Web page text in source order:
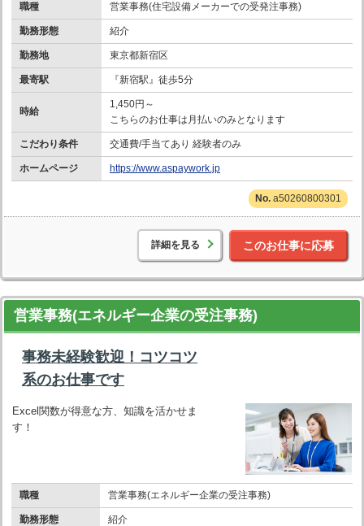
職種 営業事務(住宅設備メーカーでの受発注事務)
勤務形態 紹介
勤務地 東京都新宿区
最寄駅 『新宿駅』徒歩5分
時給
1,450円～
こちらのお仕事は月払いのみとなります
こだわり条件 交通費/手当てあり 経験者のみ
ホームページ https://www.aspaywork.jp
a50260800301
詳細を見る このお仕事に応募
営業事務(エネルギー企業の受注事務)
事務未経験歓迎！コツコツ
系のお仕事です
Excel関数が得意な方、知識を活かせま
す！
職種 営業事務(エネルギー企業の受注事務)
勤務形態 紹介